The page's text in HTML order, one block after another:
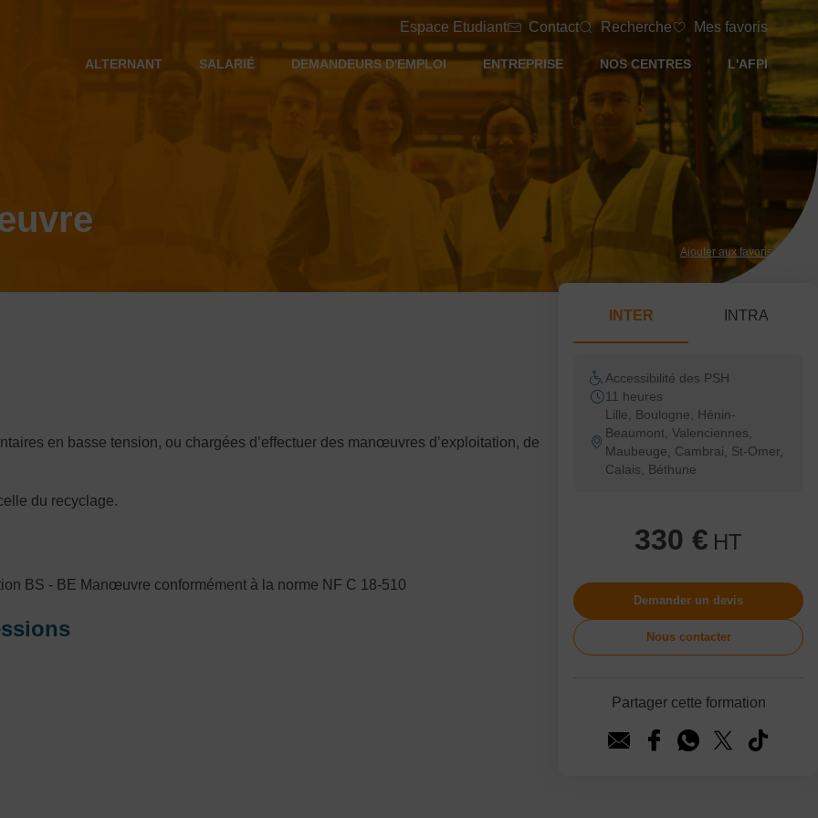
Espace Etudiant Contact Recherche Mes favoris
ALTERNANT SALARIÉ DEMANDEURS D'EMPLOI ENTREPRISE NOS CENTRES L'AFPI
Ajouter aux favoris
en basse tension, ou chargées d’effectuer des manœuvres d’exploitation, de
du recyclage.
BS - BE Manœuvre conformément à la norme NF C 18-510
INTER INTRA
Accessibilité des PSH
11 heures
Lille, Boulogne, Hénin-
Beaumont, Valenciennes,
Maubeuge, Cambrai, St-Omer,
Calais, Béthune
330 € HT
Demander un devis
Nous contacter
Partager cette formation